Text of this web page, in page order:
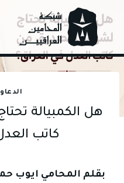
content
هل الكمبيالة
كاتب
بقلم المحامي ايوب